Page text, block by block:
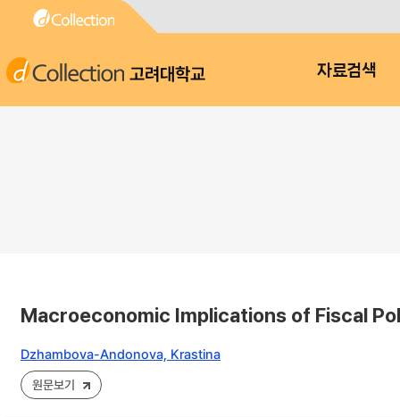
고려대학교 자료검색
Macroeconomic Implications of Fiscal
Dzhambova-Andonova, Krastina
원문보기